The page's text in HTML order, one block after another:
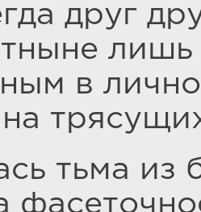
друг
в
тьма из